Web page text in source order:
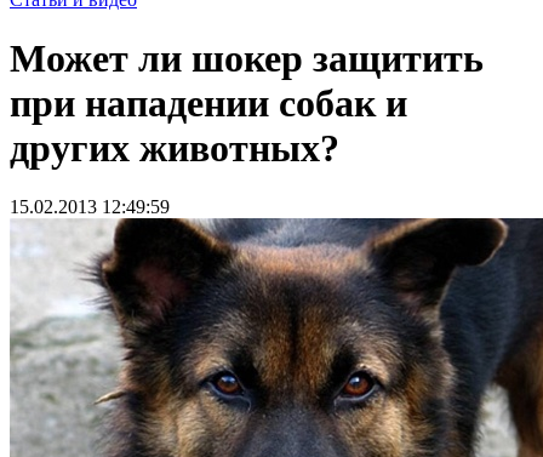
Может ли шокер защитить
при нападении собак и
других животных?
15.02.2013 12:49:59